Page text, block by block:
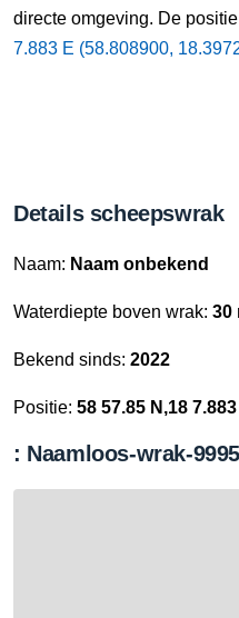
directe omgeving. De
7.883 E (58.808900,
Details scheepswrak
Naam: Naam onbekend
Waterdiepte boven wrak: 30
Bekend sinds: 2022
Positie: 58 57.85 N,18 7.883
: Naamloos-wrak-